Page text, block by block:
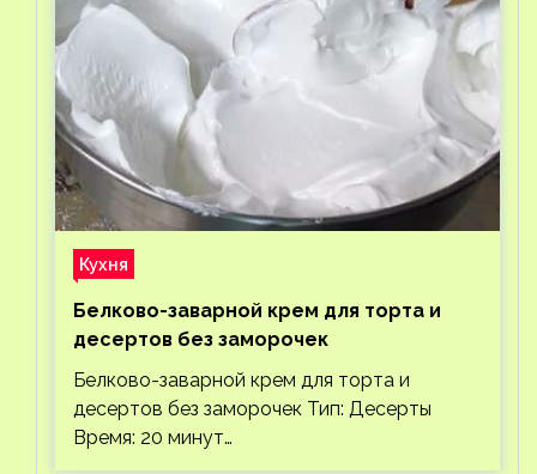
Кухня
Белково-заварной крем для торта и
десертов без заморочек
Белково-заварной крем для торта и
десертов без заморочек Тип: Десерты
Время: 20 минут…